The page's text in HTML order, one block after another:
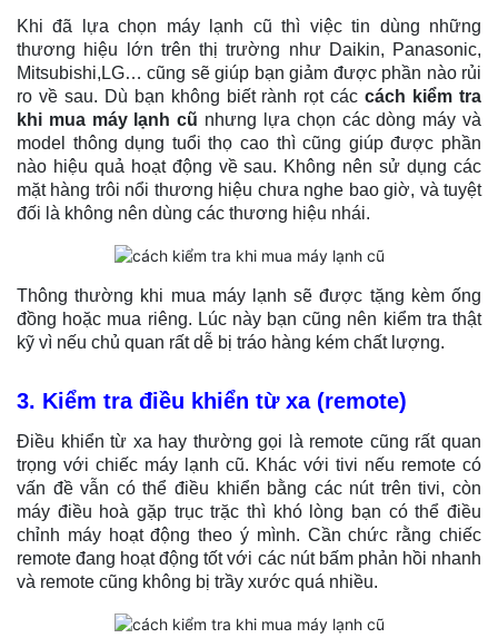
Khi đã lựa chọn máy lạnh cũ thì việc tin dùng những
thương hiệu lớn trên thị trường như Daikin, Panasonic,
Mitsubishi,LG… cũng sẽ giúp bạn giảm được phần nào rủi
ro về sau. Dù bạn không biết rành rọt cáccách kiểm tra
khi mua máy lạnh cũ nhưng lựa chọn các dòng máy và
model thông dụng tuổi thọ cao thì cũng giúp được phần
nào hiệu quả hoạt động về sau. Không nên sử dụng các
mặt hàng trôi nổi thương hiệu chưa nghe bao giờ, và tuyệt
đối là không nên dùng các thương hiệu nhái.
Thông thường khi mua máy lạnh sẽ được tặng kèm ống
đồng hoặc mua riêng. Lúc này bạn cũng nên kiểm tra thật
kỹ vì nếu chủ quan rất dễ bị tráo hàng kém chất lượng.
3. Kiểm tra điều khiển từ xa (remote)
Điều khiển từ xa hay thường gọi là remote cũng rất quan
trọng với chiếc máy lạnh cũ. Khác với tivi nếu remote có
vấn đề vẫn có thể điều khiển bằng các nút trên tivi, còn
máy điều hoà gặp trục trặc thì khó lòng bạn có thể điều
chỉnh máy hoạt động theo ý mình. Cần chức rằng chiếc
remote đang hoạt động tốt với các nút bấm phản hồi nhanh
và remote cũng không bị trầy xước quá nhiều.